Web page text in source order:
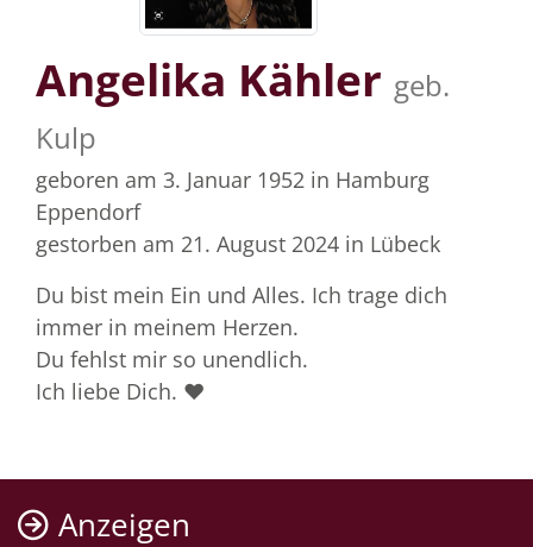
Angelika Kähler geb.
Kulp
geboren am 3. Januar 1952 in Hamburg
Eppendorf
gestorben am 21. August 2024 in Lübeck
Du bist mein Ein und Alles. Ich trage dich
immer in meinem Herzen.
Du fehlst mir so unendlich.
Ich liebe Dich. ❤️
Anzeigen